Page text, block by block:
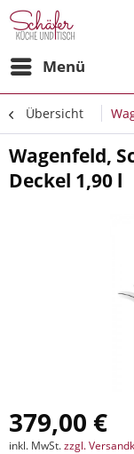
Menü
Übersicht
Wagenfeld,
Deckel 1,90 l
379,00 €
inkl. MwSt.zzgl.